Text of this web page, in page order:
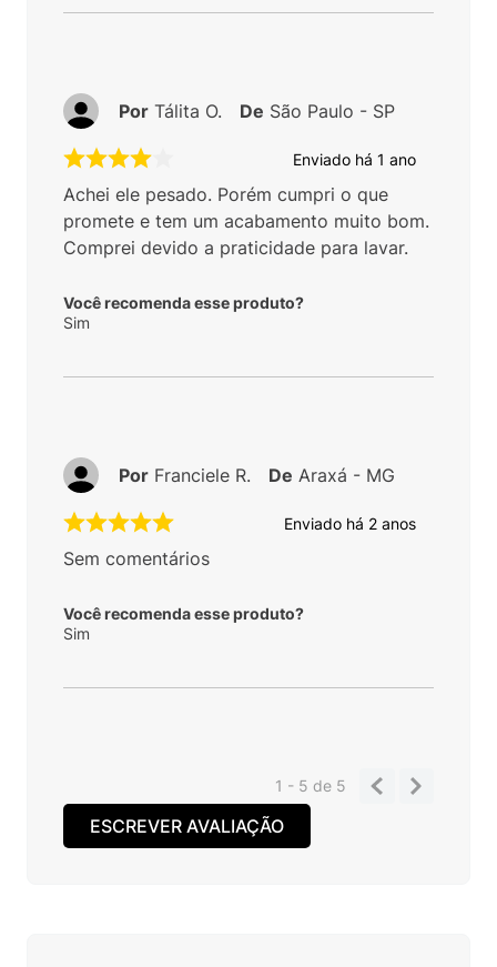
Enviado há 1 ano
Achei ele pesado. Porém cumpri o que
promete e tem um acabamento muito bom.
Comprei devido a praticidade para lavar.
Você recomenda esse produto?
Sim
Por Tálita O. De São Paulo - SP
Enviado há 2 anos
Sem comentários
Você recomenda esse produto?
Sim
Por Franciele R. De Araxá - MG
1 - 5de 5
ESCREVER AVALIAÇÃO